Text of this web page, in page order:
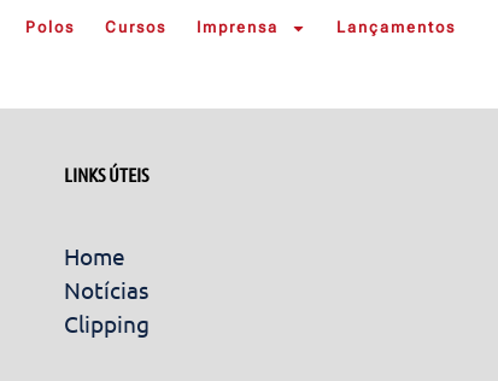
Polos Cursos Imprensa Lançamentos
LINKS ÚTEIS
Home
Notícias
Clipping